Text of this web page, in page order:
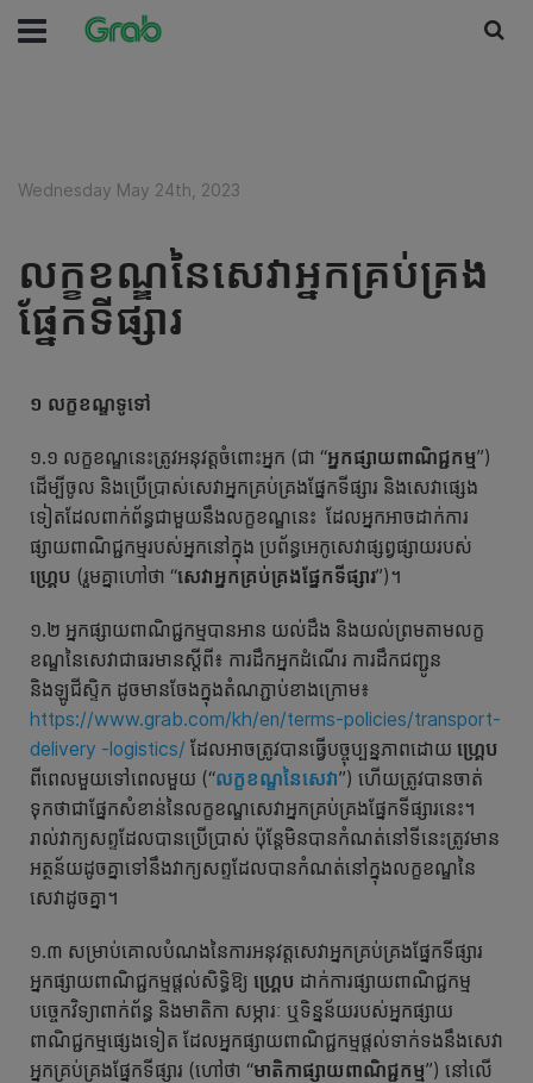
Wednesday May 24th, 2023
លក្ខខណ្ឌនៃសេវាអ្នកគ្រប់គ្រង
ផ្នែកទីផ្សារ
១ លក្ខខណ្ឌទូទៅ
១.១ លក្ខខណ្ឌនេះត្រូវអនុវត្តចំពោះអ្នក (ជា “អ្នកផ្សាយពាណិជ្ជកម្ម”)
ដើម្បីចូល និងប្រើប្រាស់សេវាអ្នកគ្រប់គ្រងផ្នែកទីផ្សារ និងសេវាផ្សេង
ទៀតដែលពាក់ព័ន្ធជាមួយនឹងលក្ខខណ្ឌនេះ ដែលអ្នកអាចដាក់ការ
ផ្សាយពាណិជ្ជកម្មរបស់អ្នកនៅក្នុង ប្រព័ន្ធអេកូសេវាផ្សព្វផ្សាយរបស់
ហ្គ្រេប (រួមគ្នាហៅថា “សេវាអ្នកគ្រប់គ្រងផ្នែកទីផ្សារ”)។
១.២ អ្នកផ្សាយពាណិជ្ជកម្មបានអាន យល់ដឹង និងយល់ព្រមតាមលក្ខ
ខណ្ឌនៃសេវាជាធរមានស្ដីពី៖ ការដឹកអ្នកដំណើរ ការដឹកជញ្ជូន
និងឡូជីស្ទិក ដូចមានចែងក្នុងតំណភ្ជាប់ខាងក្រោម៖
https://www.grab.com/kh/en/terms-policies/transport-
delivery -logistics/ ដែលអាចត្រូវបានធ្វើបច្ចុប្បន្នភាពដោយ ហ្គ្រេប
ពីពេលមួយទៅពេលមួយ (“លក្ខខណ្ឌនៃសេវា”) ហើយត្រូវបានចាត់
ទុកថាជាផ្នែកសំខាន់នៃលក្ខខណ្ឌសេវាអ្នកគ្រប់គ្រងផ្នែកទីផ្សារនេះ។
រាល់វាក្យសព្ទដែលបានប្រើប្រាស់ ប៉ុន្ដែមិនបានកំណត់នៅទីនេះត្រូវមាន
អត្ថន័យដូចគ្នាទៅនឹងវាក្យសព្ទដែលបានកំណត់នៅក្នុងលក្ខខណ្ឌនៃ
សេវាដូចគ្នា។
១.៣ សម្រាប់គោលបំណងនៃការអនុវត្តសេវាអ្នកគ្រប់គ្រងផ្នែកទីផ្សារ
អ្នកផ្សាយពាណិជ្ជកម្មផ្តល់សិទ្ធិឱ្យ ហ្គ្រេប ដាក់ការផ្សាយពាណិជ្ជកម្ម
បច្ចេកវិទ្យាពាក់ព័ន្ធ និងមាតិកា សម្ភារៈ ឬទិន្នន័យរបស់អ្នកផ្សាយ
ពាណិជ្ជកម្មផ្សេងទៀត ដែលអ្នកផ្សាយពាណិជ្ជកម្មផ្តល់ទាក់ទងនឹងសេវា
អ្នកគ្រប់គ្រងផ្នែកទីផ្សារ (ហៅថា “មាតិកាផ្សាយពាណិជ្ជកម្ម”) នៅលើ